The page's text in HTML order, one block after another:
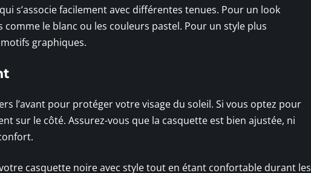
qui s’associe facilement avec différentes tenues. Pour un look
le blanc ou les couleurs pastel. Pour un style plus
graphiques.
l’avant pour protéger votre visage du soleil. Si vous optez pour
sur le côté. Assurez-vous que la casquette est bien ajustée, ni
casquette noire avec style tout en étant confortable durant les